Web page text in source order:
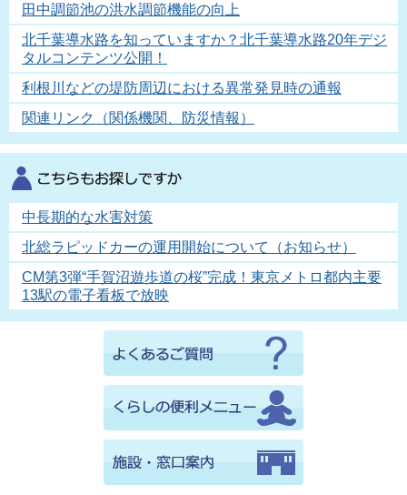
田中調節池の洪水調節機能の向上
北千葉導水路を知っていますか？北千葉導水路20年デジ
タルコンテンツ公開！
利根川などの堤防周辺における異常発見時の通報
関連リンク（関係機関、防災情報）
中長期的な水害対策
北総ラピッドカーの運用開始について（お知らせ）
CM第3弾“手賀沼遊歩道の桜”完成！東京メトロ都内主要
13駅の電子看板で放映